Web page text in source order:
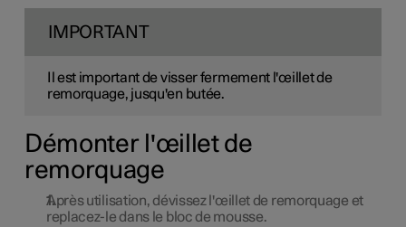
IMPORTANT
Il est important de visser fermement l'œillet de
remorquage, jusqu'en butée.
Démonter l'œillet de
remorquage
Après utilisation, dévissez l'œillet de remorquage et
replacez-le dans le bloc de mousse.